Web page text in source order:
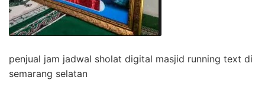
penjual jam jadwal sholat digital masjid running text di
semarang selatan